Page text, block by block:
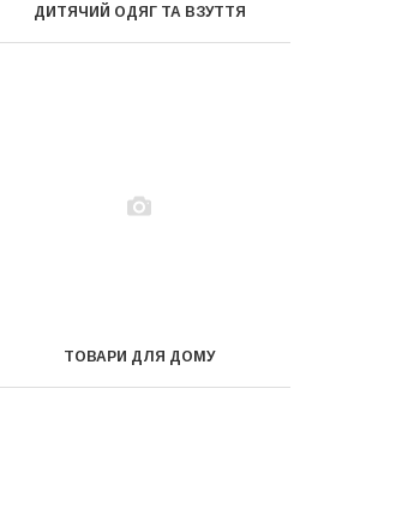
ДИТЯЧИЙ ОДЯГ ТА ВЗУТТЯ
ТОВАРИ ДЛЯ ДОМУ